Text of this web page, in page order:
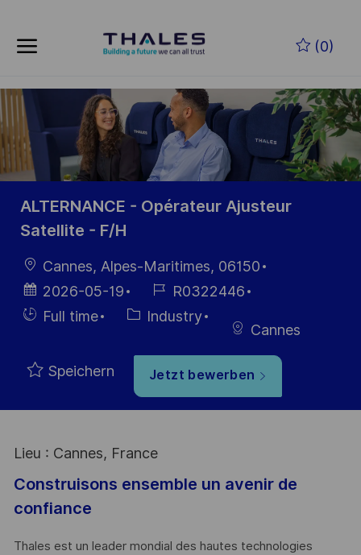
(0)
-
ALTERNANCE - Opérateur Ajusteur
Satellite - F/H
Ort
Cannes, Alpes-Maritimes, 06150
Datum der
Veröffentlichung
2026-05-19
Job-
ID
R0322446
Einstellunngstyp
Full time Kategorie
Industry
Cannes
Speichern Jetzt bewerben
Lieu : Cannes, France
Construisons ensemble un avenir de
confiance
Thales est un leader mondial des hautes technologies